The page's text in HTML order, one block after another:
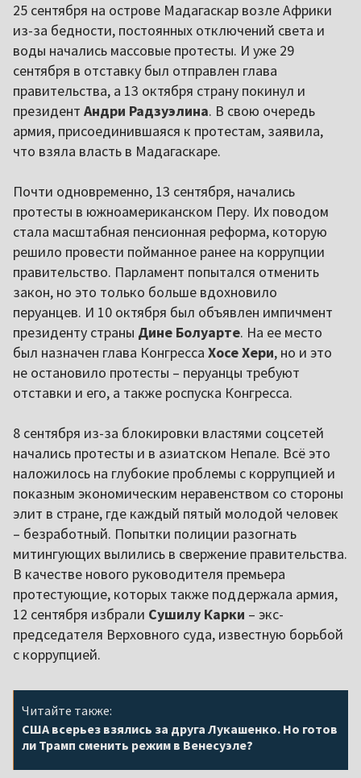
25 сентября на острове Мадагаскар возле Африки
из-за бедности, постоянных отключений света и
воды начались массовые протесты. И уже 29
сентября в отставку был отправлен глава
правительства, а 13 октября страну покинул и
президент Андри Радзуэлина. В свою очередь
армия, присоединившаяся к протестам, заявила,
что взяла власть в Мадагаскаре.
Почти одновременно, 13 сентября, начались
протесты в южноамериканском Перу. Их поводом
стала масштабная пенсионная реформа, которую
решило провести пойманное ранее на коррупции
правительство. Парламент попытался отменить
закон, но это только больше вдохновило
перуанцев. И 10 октября был объявлен импичмент
президенту страны Дине Болуарте. На ее место
был назначен глава Конгресса Хосе Хери, но и это
не остановило протесты – перуанцы требуют
отставки и его, а также роспуска Конгресса.
8 сентября из-за блокировки властями соцсетей
начались протесты и в азиатском Непале. Всё это
наложилось на глубокие проблемы с коррупцией и
показным экономическим неравенством со стороны
элит в стране, где каждый пятый молодой человек
– безработный. Попытки полиции разогнать
митингующих вылились в свержение правительства.
В качестве нового руководителя премьера
протестующие, которых также поддержала армия,
12 сентября избрали Сушилу Карки – экс-
председателя Верховного суда, известную борьбой
с коррупцией.
Читайте также:
США всерьез взялись за друга Лукашенко. Но готов
ли Трамп сменить режим в Венесуэле?